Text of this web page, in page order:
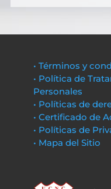
• Términos y
• Política de
Personales
• Políticas de
• Certificado de
• Políticas de
• Mapa del Sitio